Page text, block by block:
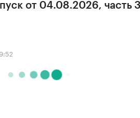
от 04.08.2026, часть